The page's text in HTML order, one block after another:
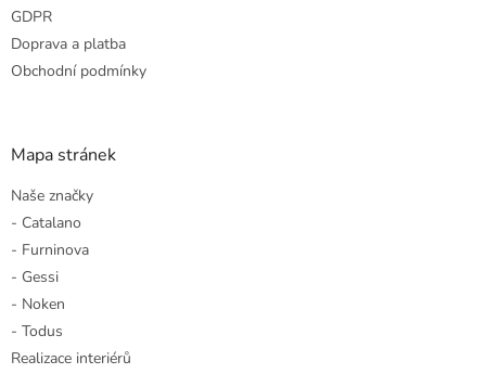
GDPR
Doprava a platba
Obchodní podmínky
Mapa stránek
Naše značky
- Catalano
- Furninova
- Gessi
- Noken
- Todus
Realizace interiérů